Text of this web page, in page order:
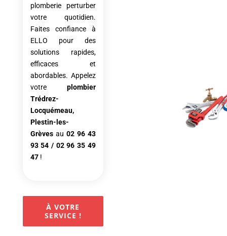
plomberie perturber
votre quotidien.
Faites confiance à
ELLO pour des
solutions rapides,
efficaces et
abordables. Appelez
votre plombier
Trédrez-
Locquémeau,
Plestin-les-
Grèves au 02 96 43
93 54 / 02 96 35 49
47 !
À VOTRE
SERVICE !